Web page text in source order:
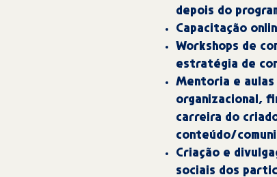
depois do
Capacitação
Workshops de
estratégia de
Mentoria e
organizacional,
carreira do
conteúdo/
Criação e
sociais dos